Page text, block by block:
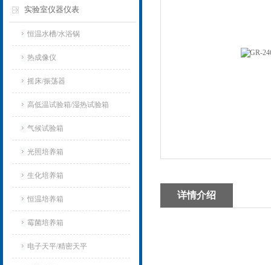
实验室仪器仪表
恒温水槽/水浴锅
热成像仪
摇床/振荡器
高低温试验箱/湿热试验箱
气候试验箱
光照培养箱
生化培养箱
恒温培养箱
霉菌培养箱
电子天平/精密天平
详情介绍